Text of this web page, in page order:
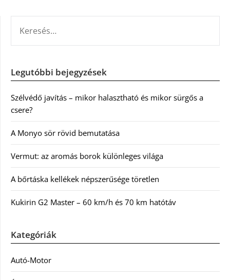
Legutóbbi bejegyzések
Szélvédő javítás – mikor halasztható és mikor sürgős a
csere?
A Monyo sör rövid bemutatása
Vermut: az aromás borok különleges világa
A bőrtáska kellékek népszerűsége töretlen
Kukirin G2 Master – 60 km/h és 70 km hatótáv
Kategóriák
Autó-Motor